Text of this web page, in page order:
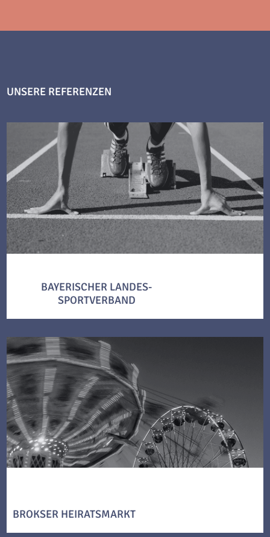
UNSERE REFERENZEN
BAYERISCHER LANDES-
SPORTVERBAND
BROKSER HEIRATSMARKT